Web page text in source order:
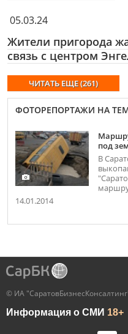
05.03.24
Жители пригорода
связь с центром
ЧИТАТЬ ЕЩЕ (261)
ФОТОРЕПОРТАЖИ НА
под
В
14.01.2014
© ИА
Информация о СМИ 18+